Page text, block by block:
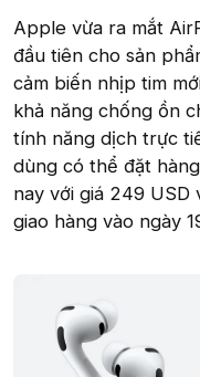
Apple vừa ra mắt
đầu tiên cho sản
cảm biến nhịp tim
khả năng chống ồn
tính năng dịch trực
dùng có thể đặt
nay với giá 249 USD
giao hàng vào ngày